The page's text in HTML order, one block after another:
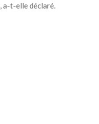
, a-t-elle déclaré.